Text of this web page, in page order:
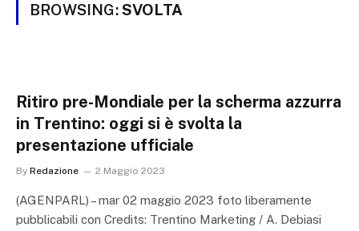
BROWSING:SVOLTA
Ritiro pre-Mondiale per la scherma azzurra
in Trentino: oggi si è svolta la
presentazione ufficiale
By Redazione 2 Maggio 2023
(AGENPARL) – mar 02 maggio 2023 foto liberamente
pubblicabili con Credits: Trentino Marketing / A. Debiasi